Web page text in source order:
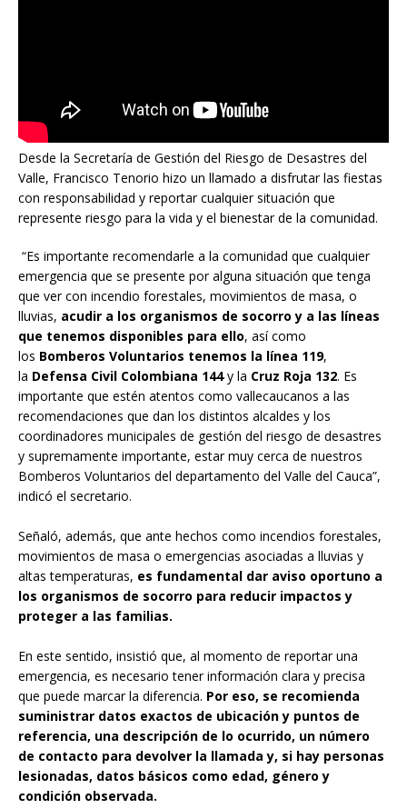
Desde la Secretaría de Gestión del Riesgo de Desastres del
Valle, Francisco Tenorio hizo un llamado a disfrutar las fiestas
con responsabilidad y reportar cualquier situación que
represente riesgo para la vida y el bienestar de la comunidad.
“Es importante recomendarle a la comunidad que cualquier
emergencia que se presente por alguna situación que tenga
que ver con incendio forestales, movimientos de masa, o
lluvias, acudir a los organismos de socorro y a las líneas
que tenemos disponibles para ello, así como
los Bomberos Voluntarios tenemos la línea 119,
la Defensa Civil Colombiana 144y la Cruz Roja 132. Es
importante que estén atentos como vallecaucanos a las
recomendaciones que dan los distintos alcaldes y los
coordinadores municipales de gestión del riesgo de desastres
y supremamente importante, estar muy cerca de nuestros
Bomberos Voluntarios del departamento del Valle del Cauca”,
indicó el secretario.
Señaló, además, que ante hechos como incendios forestales,
movimientos de masa o emergencias asociadas a lluvias y
altas temperaturas, es fundamental dar aviso oportuno a
los organismos de socorro para reducir impactos y
proteger a las familias.
En este sentido, insistió que, al momento de reportar una
emergencia, es necesario tener información clara y precisa
que puede marcar la diferencia. Por eso, se recomienda
suministrar datos exactos de ubicación y puntos de
referencia, una descripción de lo ocurrido, un número
de contacto para devolver la llamada y, si hay personas
lesionadas, datos básicos como edad, género y
condición observada.